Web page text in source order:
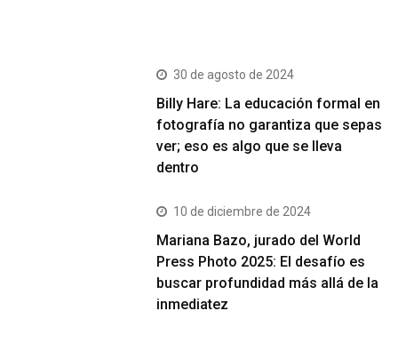
30 de agosto de 2024
Billy Hare: La educación formal en
fotografía no garantiza que sepas
ver; eso es algo que se lleva
dentro
10 de diciembre de 2024
Mariana Bazo, jurado del World
Press Photo 2025: El desafío es
buscar profundidad más allá de la
inmediatez